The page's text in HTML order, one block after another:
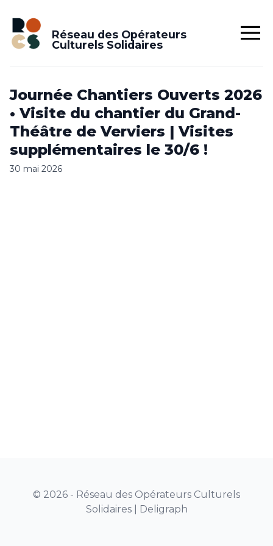
Réseau des Opérateurs
Culturels Solidaires
Journée Chantiers Ouverts 2026
• Visite du chantier du Grand-
Théâtre de Verviers | Visites
supplémentaires le 30/6 !
30 mai 2026
© 2026 - Réseau des Opérateurs Culturels
Solidaires | Deligraph